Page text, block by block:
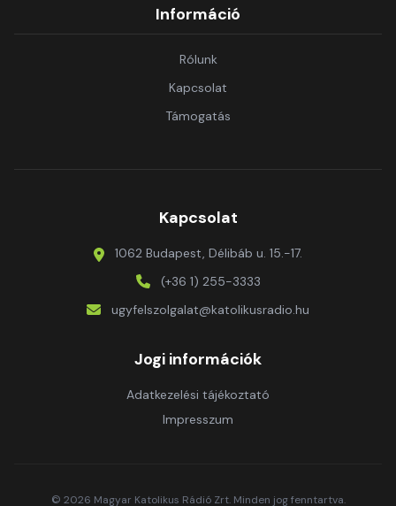
Információ
Rólunk
Kapcsolat
Támogatás
Kapcsolat
1062 Budapest, Délibáb u. 15.-17.
(+36 1) 255-3333
ugyfelszolgalat@katolikusradio.hu
Jogi információk
Adatkezelési tájékoztató
Impresszum
© 2026 Magyar Katolikus Rádió Zrt. Minden jog fenntartva.